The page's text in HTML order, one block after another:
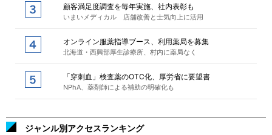
顧客満足度調査を毎年実施、社内表彰も
いまいメディカル 店舗改善と士気向上に活用
オンライン服薬指導ブース、利用薬局を募集
北海道・西興部厚生診療所、村内に薬局なく
「穿刺血」検査薬のOTC化、厚労省に要望書
NPhA、薬剤師による補助の明確化も
ジャンル別アクセスランキング